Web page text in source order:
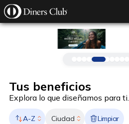
Pasar al contenido principal
Tus beneficios
Explora lo que diseñamos para ti.
A-Z Ciudad Limpiar